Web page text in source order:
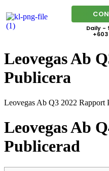
Daily -
+603
Leovegas Ab
Publicera
Leovegas Ab Q3 2022 Rapport
Leovegas Ab
Publicerad